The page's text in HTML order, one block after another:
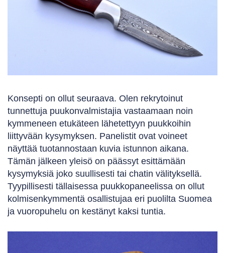
Konsepti on ollut seuraava. Olen rekrytoinut
tunnettuja puukonvalmistajia vastaamaan noin
kymmeneen etukäteen lähetettyyn puukkoihin
liittyvään kysymyksen. Panelistit ovat voineet
näyttää tuotannostaan kuvia istunnon aikana.
Tämän jälkeen yleisö on päässyt esittämään
kysymyksiä joko suullisesti tai chatin välityksellä.
Tyypillisesti tällaisessa puukkopaneelissa on ollut
kolmisenkymmentä osallistujaa eri puolilta Suomea
ja vuoropuhelu on kestänyt kaksi tuntia.